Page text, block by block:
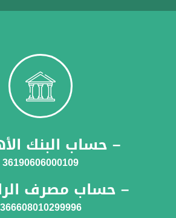
– حساب البنك
36190606000109
– حساب مصرف
366608010299996